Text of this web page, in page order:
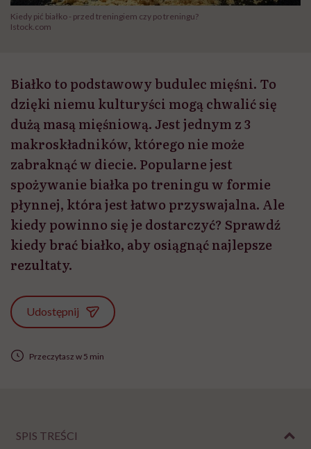
Kiedy pić białko - przed treningiem czy po treningu?
Istock.com
Białko to podstawowy budulec mięśni. To
dzięki niemu kulturyści mogą chwalić się
dużą masą mięśniową. Jest jednym z 3
makroskładników, którego nie może
zabraknąć w diecie. Popularne jest
spożywanie białka po treningu w formie
płynnej, która jest łatwo przyswajalna. Ale
kiedy powinno się je dostarczyć? Sprawdź
kiedy brać białko, aby osiągnąć najlepsze
rezultaty.
Udostępnij
Przeczytasz w 5 min
SPIS TREŚCI